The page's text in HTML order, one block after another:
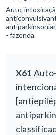
Auto-
- fazenda
X61